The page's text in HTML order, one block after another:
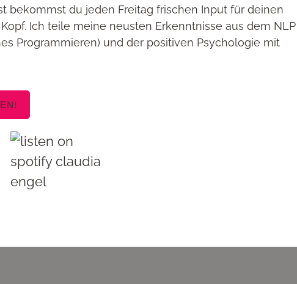
bekommst du jeden Freitag frischen Input für deinen
Ich teile meine neusten Erkenntnisse aus dem NLP
Programmieren) und der positiven Psychologie mit